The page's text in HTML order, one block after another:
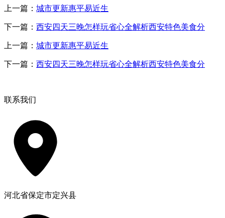
上一篇： 城市更新惠平易近生
下一篇： 西安四天三晚怎样玩省心全解析西安特色美食分
上一篇： 城市更新惠平易近生
下一篇： 西安四天三晚怎样玩省心全解析西安特色美食分
联系我们
河北省保定市定兴县